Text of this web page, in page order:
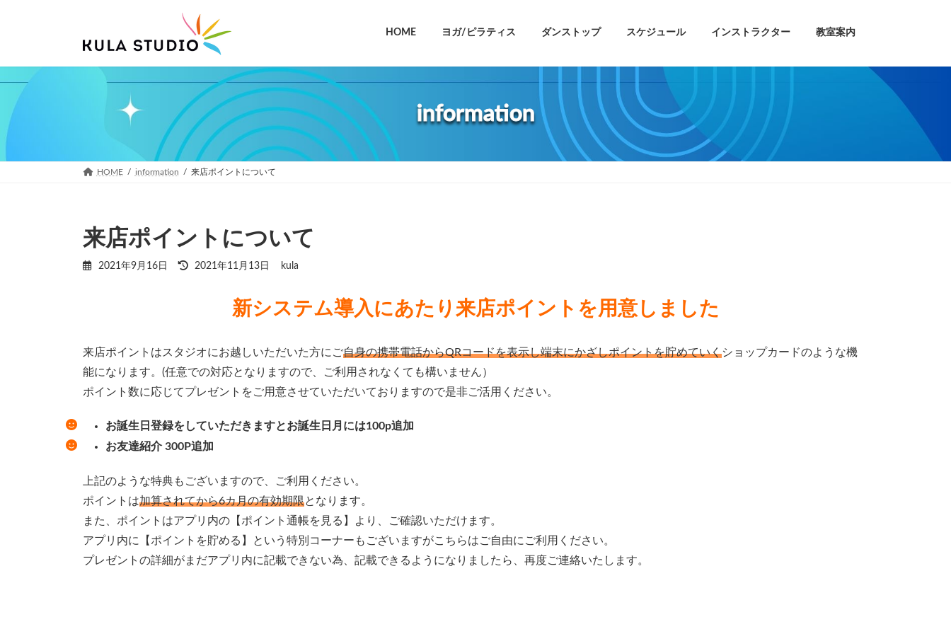
ツ
へ
ッ
シ
ョ
移
HOME ヨガ/ピラティス ダンストップ スケジュール インストラクター 教室案内
information
HOME information 来店ポイントについて
来店ポイントについて
2021年9月16日
最
2021年11月13日 kula
新システム導入にあたり来店ポイントを用意しました
来店ポイントはスタジオにお越しいただいた方にご自身の携帯電話からQRコードを表示し端末にかざしポイントを貯めていくショップカードのような機
能になります。(任意での対応となりますので、ご利用されなくても構いません）
ポイント数に応じてプレゼントをご用意させていただいておりますので是非ご活用ください。
お誕生日登録をしていただきますとお誕生日月には100p追加
お友達紹介 300P追加
上記のような特典もございますので、ご利用ください。
ポイントは加算されてから6カ月の有効期限となります。
また、ポイントはアプリ内の【ポイント通帳を見る】より、ご確認いただけます。
アプリ内に【ポイントを貯める】という特別コーナーもございますがこちらはご自由にご利用ください。
プレゼントの詳細がまだアプリ内に記載できない為、記載できるようになりましたら、再度ご連絡いたします。